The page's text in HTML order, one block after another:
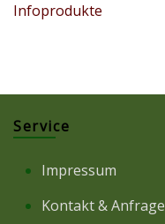
Infoprodukte
Service
Impressum
Kontakt & Anfrage